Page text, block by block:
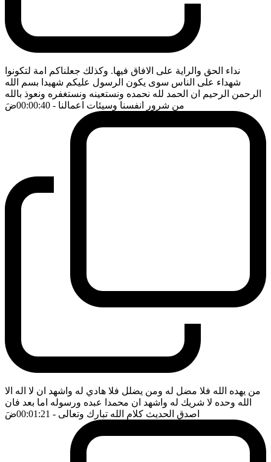
نداء الحق والراية على الافاق فيها. وكذلك جعلناكم امة لتكونوا
شهداء على الناس سوى يكون الرسول عليكم شهيدا بسم الله
الرحمن الرحيم ان الحمد لله نحمده ونستعينه ونستغفره ونعوذ بالله
من شرور انفسنا وسيئات اعمالنا - 00:00:40 ضَ
من يهده الله فلا مضل له ومن يضلل فلا هادي له واشهد ان لا اله الا
الله وحده لا شريك له واشهد ان محمدا عبده ورسوله اما بعد فان
اصدق الحديث كلام الله تبارك وتعالى - 00:01:21 ضَ